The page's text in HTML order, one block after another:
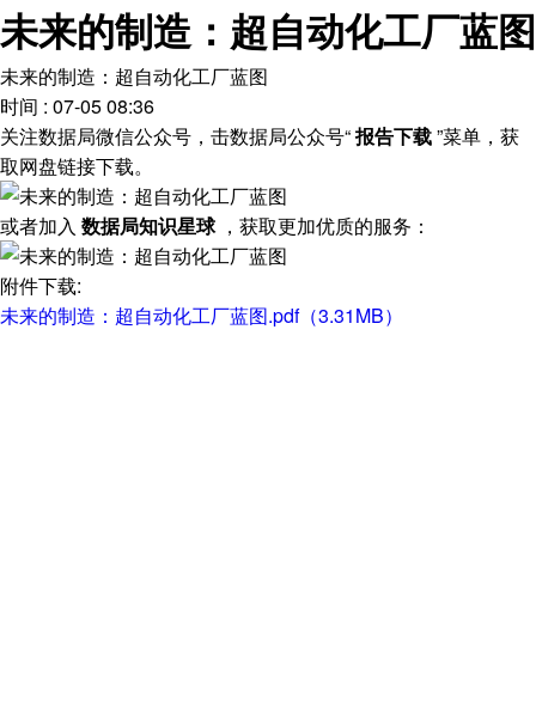
未来的制造：超自动化工厂蓝图
未来的制造：超自动化工厂蓝图
时间 : 07-05 08:36
关注数据局微信公众号，击数据局公众号“报告下载”菜单，获
取网盘链接下载。
或者加入 数据局知识星球 ，获取更加优质的服务：
附件下载:
未来的制造：超自动化工厂蓝图.pdf（3.31MB）